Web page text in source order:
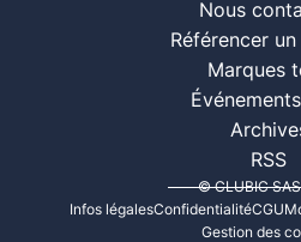
Nous
Référencer
Marques
RSS
© CLUBIC
Infos légalesConfidentialitéCGU
Gestion des